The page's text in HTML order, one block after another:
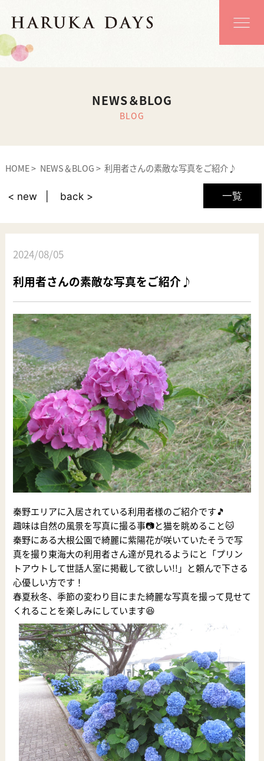
NEWS＆BLOG
BLOG
HOME NEWS＆BLOG 利用者さんの素敵な写真をご紹介♪
一覧
< new back >
2024/08/05
利用者さんの素敵な写真をご紹介♪
秦野エリアに入居されている利用者様のご紹介です🎵
趣味は自然の風景を写真に撮る事📷と猫を眺めること🐱
秦野にある大根公園で綺麗に紫陽花が咲いていたそうで写
真を撮り東海大の利用者さん達が見れるようにと「プリン
トアウトして世話人室に掲載して欲しい!!」と頼んで下さる
心優しい方です！
春夏秋冬、季節の変わり目にまた綺麗な写真を撮って見せて
くれることを楽しみにしています😆